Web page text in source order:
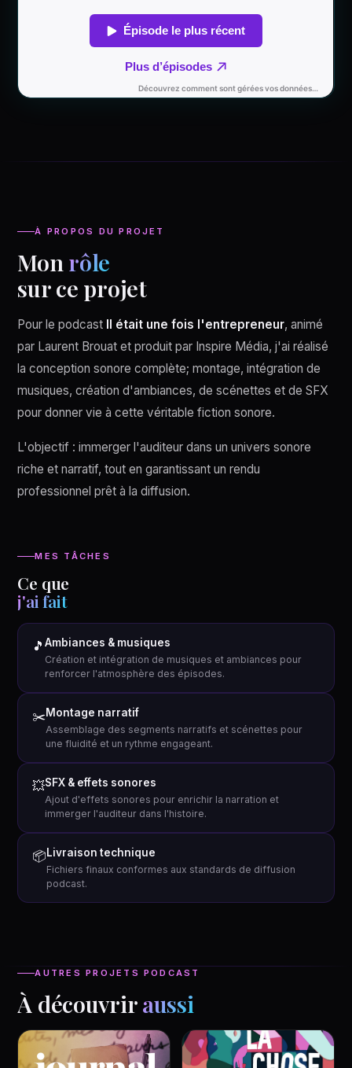
À PROPOS DU PROJET
Mon rôle
sur ce projet
Pour le podcast Il était une fois l'entrepreneur, animé
par Laurent Brouat et produit par Inspire Média, j'ai réalisé
la conception sonore complète; montage, intégration de
musiques, création d'ambiances, de scénettes et de SFX
pour donner vie à cette véritable fiction sonore.
L'objectif : immerger l'auditeur dans un univers sonore
riche et narratif, tout en garantissant un rendu
professionnel prêt à la diffusion.
MES TÂCHES
Ce que
j'ai fait
🎵Ambiances & musiques
Création et intégration de musiques et ambiances pour
renforcer l'atmosphère des épisodes.
✂️Montage narratif
Assemblage des segments narratifs et scénettes pour
une fluidité et un rythme engageant.
💥SFX & effets sonores
Ajout d'effets sonores pour enrichir la narration et
immerger l'auditeur dans l'histoire.
📦Livraison technique
Fichiers finaux conformes aux standards de diffusion
podcast.
AUTRES PROJETS PODCAST
À découvriraussi